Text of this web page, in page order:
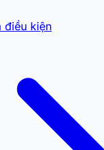
điều kiện